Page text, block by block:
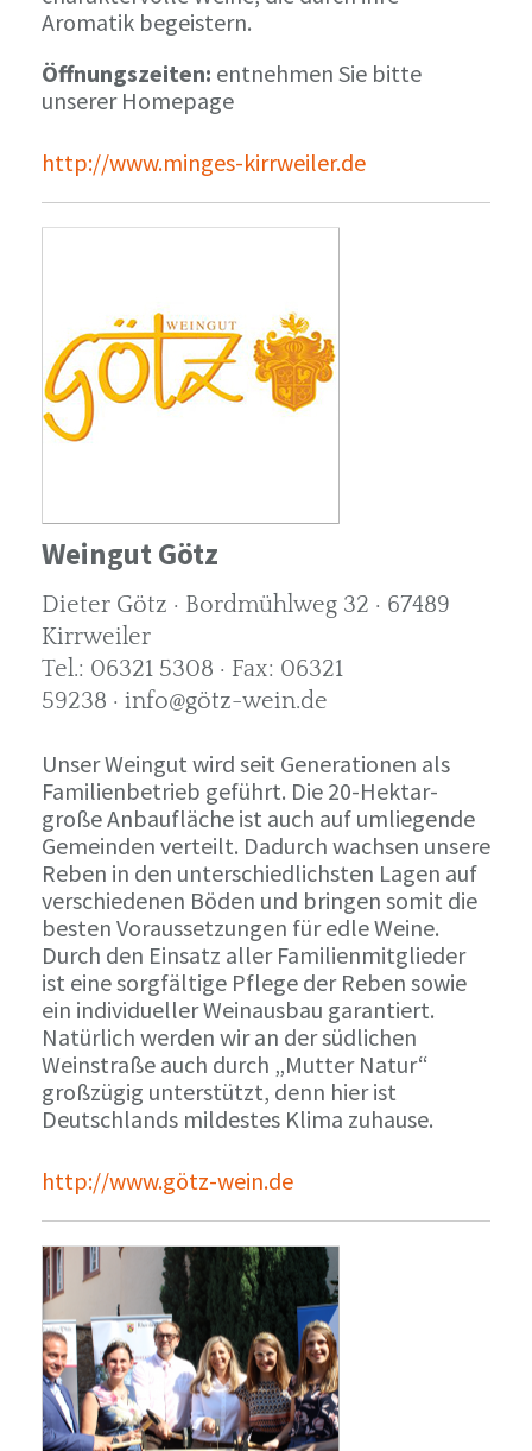
Aromatik begeistern.
Öffnungszeiten: entnehmen Sie bitte
unserer Homepage
http://www.minges-kirrweiler.de
Weingut Götz
Dieter Götz · Bordmühlweg 32 · 67489
Kirrweiler
Tel.: 06321 5308 · Fax: 06321
59238 · info@götz-wein.de
Unser Weingut wird seit Generationen als
Familienbetrieb geführt. Die 20-Hektar-
große Anbaufläche ist auch auf umliegende
Gemeinden verteilt. Dadurch wachsen unsere
Reben in den unterschiedlichsten Lagen auf
verschiedenen Böden und bringen somit die
besten Voraussetzungen für edle Weine.
Durch den Einsatz aller Familienmitglieder
ist eine sorgfältige Pflege der Reben sowie
ein individueller Weinausbau garantiert.
Natürlich werden wir an der südlichen
Weinstraße auch durch „Mutter Natur“
großzügig unterstützt, denn hier ist
Deutschlands mildestes Klima zuhause.
http://www.götz-wein.de